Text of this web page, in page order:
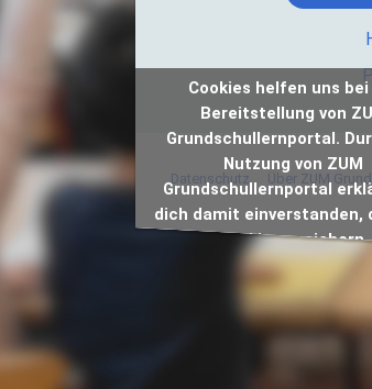
Datenschutz Über ZUM
Cookies helfen uns
Bereitstellung von
Grundschullernportal.
Nutzung von ZUM
Grundschullernportal
dich damit einverstanden,
Cookies speichern.